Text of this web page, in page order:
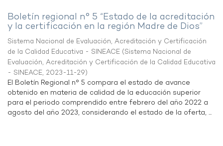
Boletín regional n° 5 “Estado de la acreditación
y la certificación en la región Madre de Dios”
Sistema Nacional de Evaluación, Acreditación y Certificación
de la Calidad Educativa - SINEACE (Sistema Nacional de
Evaluación, Acreditación y Certificación de la Calidad Educativa
- SINEACE, 2023-11-29)
El Boletín Regional n° 5 compara el estado de avance
obtenido en materia de calidad de la educación superior
para el periodo comprendido entre febrero del año 2022 a
agosto del año 2023, considerando el estado de la oferta, ...